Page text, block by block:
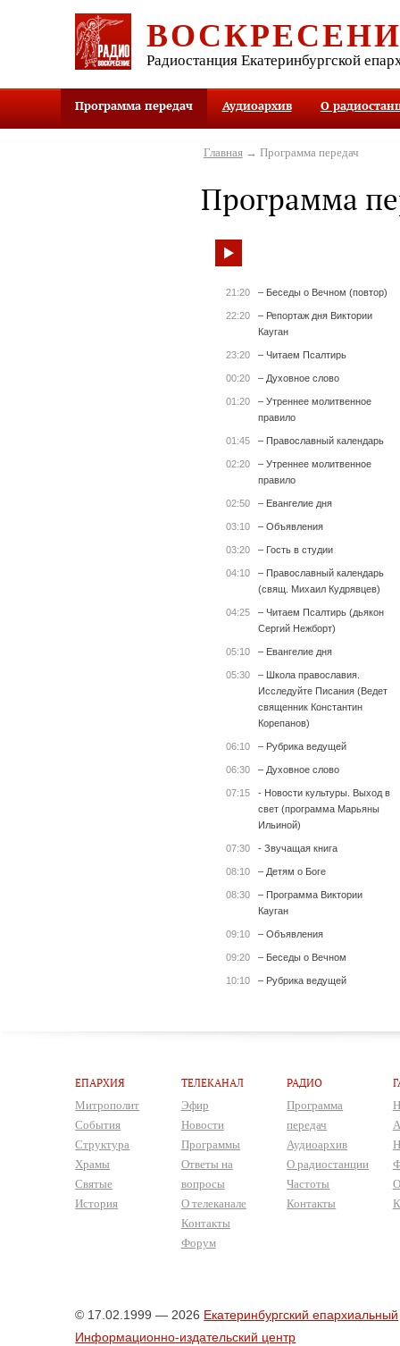
Радиостанция Екатеринбургской
Программа передач Аудиоархив О
Главная→ Программа передач
Программа
21:20 – Беседы о Вечном (повтор)
22:20
– Репортаж дня Виктории
Кауган
23:20 – Читаем Псалтирь
00:20 – Духовное слово
01:20
– Утреннее молитвенное
правило
01:45 – Православный календарь
02:20
– Утреннее молитвенное
правило
02:50 – Евангелие дня
03:10 – Объявления
03:20 – Гость в студии
04:10
– Православный календарь
(свящ. Михаил Кудрявцев)
04:25
– Читаем Псалтирь (дьякон
Сергий Нежборт)
05:10 – Евангелие дня
05:30
– Школа православия.
Исследуйте Писания (Ведет
священник Константин
Корепанов)
06:10 – Рубрика ведущей
06:30 – Духовное слово
07:15
- Новости культуры. Выход в
свет (программа Марьяны
Ильиной)
07:30 - Звучащая книга
08:10 – Детям о Боге
08:30
– Программа Виктории
Кауган
09:10 – Объявления
09:20 – Беседы о Вечном
10:10 – Рубрика ведущей
ЕПАРХИЯ
Митрополит
События
Структура
Храмы
Святые
История
ТЕЛЕКАНАЛ
Эфир
Новости
Программы
Ответы на
вопросы
О телеканале
Контакты
Форум
РАДИО
Программа
передач
Аудиоархив
О радиостанции
Частоты
Контакты
© 17.02.1999 — 2026 Екатеринбургский епархиальный
Информационно-издательский центр